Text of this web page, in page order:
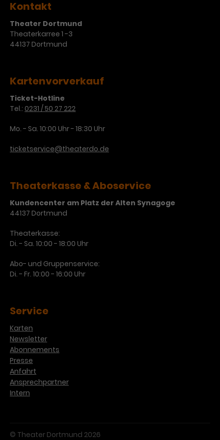
Laufzeit 1 Minute
Zweck
Daten werden nur maximal einmal
werden bestimmte
unterbunden.
Dieses Cookie wird verwendet, um
bereitzustellen.
Name IDE
Anbieter Google / DoubleClick
Zweck
Dieses Cookie dient der Anzeige
personalisierter Werbung und
misst die Wirksamkeit von
Kontakt
Theater Dortmund
Theaterkarree 1 -3
44137 Dortmund
Kartenvorverkauf
Ticket-Hotline
Tel.: 0231 / 50 27 222
Mo. - Sa. 10:00 Uhr - 18:30 Uhr
ticketservice@theaterdo.de
Theaterkasse & Aboservice
Kundencenter am Platz der Alten Synagoge
44137 Dortmund
Theaterkasse:
Di. - Sa. 10:00 - 18:00 Uhr
Abo- und Gruppenservice:
Di. - Fr. 10:00 - 16:00 Uhr
Service
Karten
Newsletter
Abonnements
Presse
Anfahrt
Ansprechpartner
Intern
© Theater Dortmund 2026